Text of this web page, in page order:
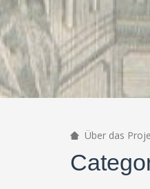
Über das